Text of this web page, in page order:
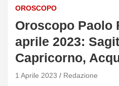
OROSCOPO
Oroscopo Paolo
aprile 2023:
Capricorno,
1 Aprile 2023 Redazione